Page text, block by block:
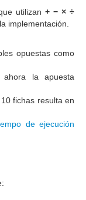
utilizan + − × ÷
implementación.
opuestas como
la apuesta
fichas resulta en
de ejecución